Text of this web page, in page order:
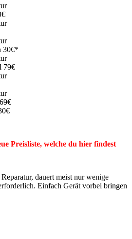
30€*
79€
Preisliste, welche du hier findest
dauert meist nur wenige
Einfach Gerät vorbei bringen